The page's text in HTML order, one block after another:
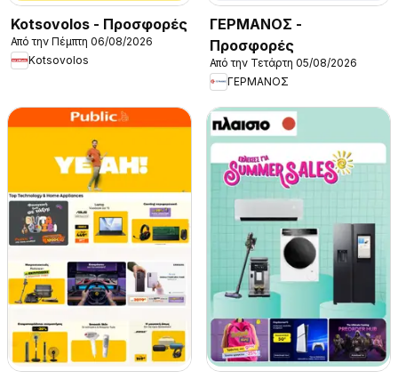
Kotsovolos - Προσφορές
Από την Πέμπτη 06/08/2026
Kotsovolos
ΓΕΡΜΑΝΟΣ -
Προσφορές
Από την Τετάρτη 05/08/2026
ΓΕΡΜΑΝΟΣ